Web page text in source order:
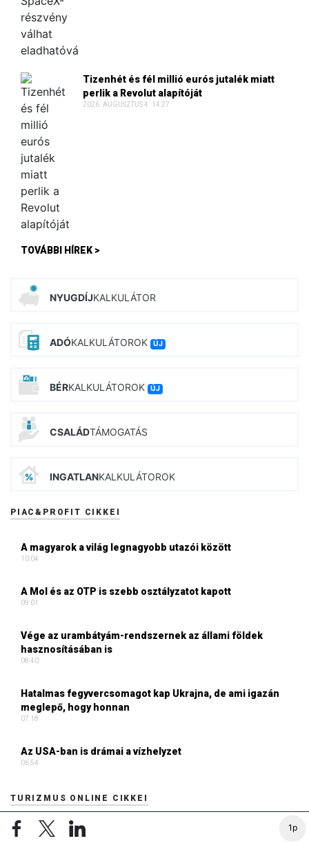
1p
Tizenhét és fél millió eurós jutalék miatt
perlik a Revolut alapítóját
2026. AUGUSZTUS 4. 14:27
TOVÁBBI HÍREK >
NYUGDÍJKALKULÁTOR
ADÓKALKULÁTOROK ÚJ
BÉRKALKULÁTOROK ÚJ
CSALÁDTÁMOGATÁS
INGATLANKALKULÁTOROK
PIAC&PROFIT CIKKEI
A magyarok a világ legnagyobb utazói között
10:04
A Mol és az OTP is szebb osztályzatot kapott
09:01
Vége az urambátyám-rendszernek az állami földek
hasznosításában is
08:40
Hatalmas fegyvercsomagot kap Ukrajna, de ami igazán
meglepő, hogy honnan
07:18
Az USA-ban is drámai a vízhelyzet
06:54
TURIZMUS ONLINE CIKKEI
Új turisztikai rendszer készül